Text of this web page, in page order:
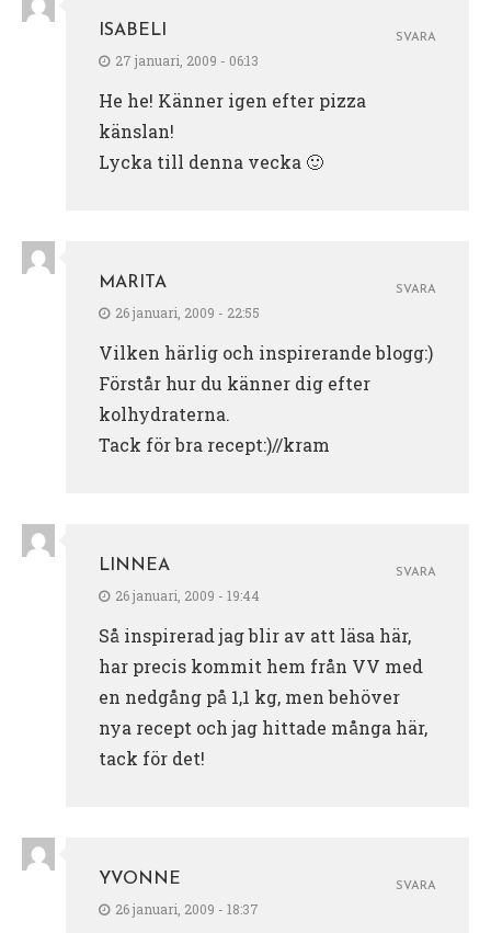
ISABELI
27 januari, 2009 - 06:13
He he! Känner igen efter pizza
känslan!
Lycka till denna vecka 🙂
SVARA
MARITA
26 januari, 2009 - 22:55
Vilken härlig och inspirerande blogg:)
Förstår hur du känner dig efter
kolhydraterna.
Tack för bra recept:)//kram
SVARA
LINNEA
26 januari, 2009 - 19:44
Så inspirerad jag blir av att läsa här,
har precis kommit hem från VV med
en nedgång på 1,1 kg, men behöver
nya recept och jag hittade många här,
tack för det!
SVARA
YVONNE
26 januari, 2009 - 18:37
SVARA